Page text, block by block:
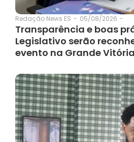
Redação News ES - 05/08/2026 -
Transparência e boas
Legislativo serão
evento na Grande Vitória